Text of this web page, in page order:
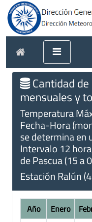
Cantidad
mensuales y
Temperatura
Fecha-Hora
se determina en
Intervalo 12
de Pascua (15 a
Estación Ralún
Año Enero